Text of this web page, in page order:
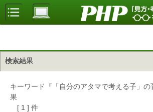
検索結果
キーワード『「自分のアタマで考える子」
果
[ 1 ] 件